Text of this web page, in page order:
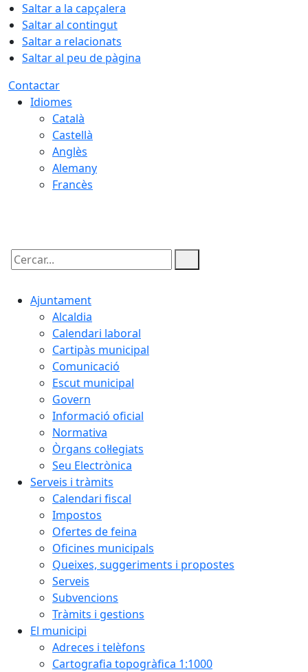
Saltar a la capçalera
Saltar al contingut
Saltar a relacionats
Saltar al peu de pàgina
Contactar
Idiomes
Català
Castellà
Anglès
Alemany
Francès
Cercar:
Ajuntament
Alcaldia
Calendari laboral
Cartipàs municipal
Comunicació
Escut municipal
Govern
Informació oficial
Normativa
Òrgans col·legiats
Seu Electrònica
Serveis i tràmits
Calendari fiscal
Impostos
Ofertes de feina
Oficines municipals
Queixes, suggeriments i propostes
Serveis
Subvencions
Tràmits i gestions
El municipi
Adreces i telèfons
Cartografia topogràfica 1:1000